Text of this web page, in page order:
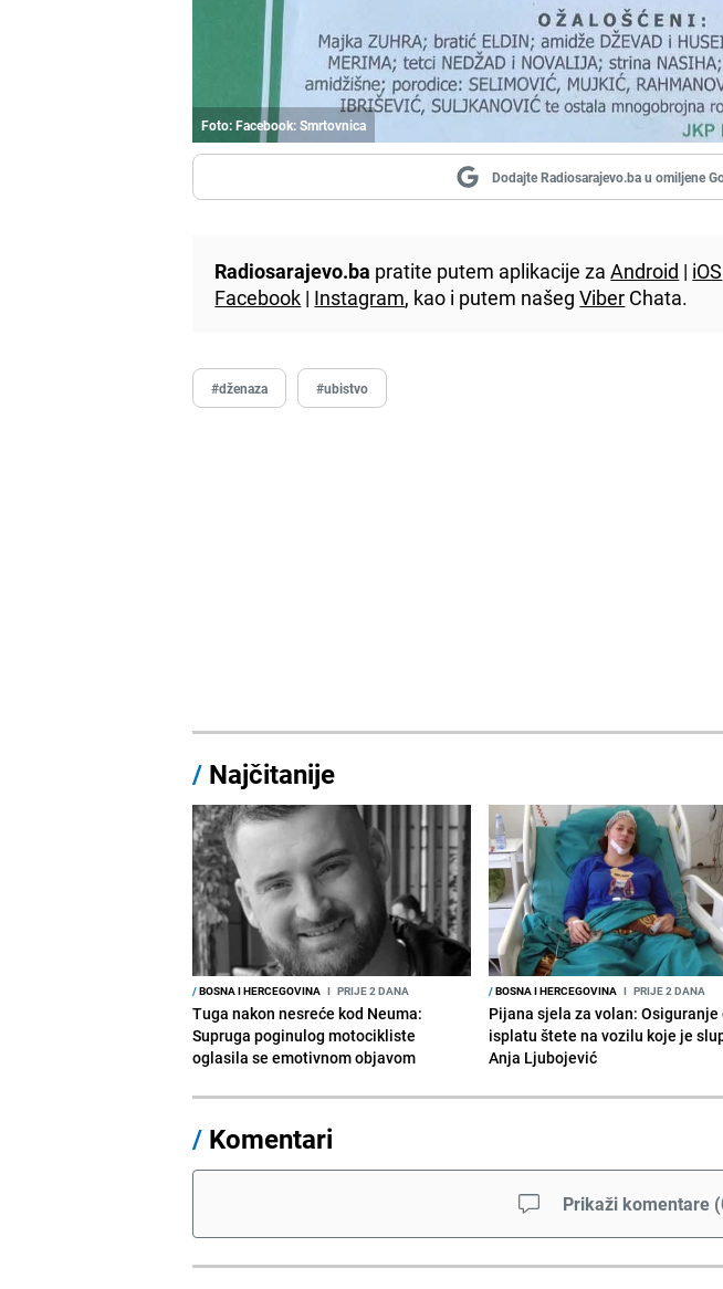
Foto: Facebook: Smrtovnica
Dodajte Radiosarajevo.ba u omiljene
Radiosarajevo.ba pratite putem aplikacije zaAndroid | iOS
Facebook | Instagram, kao i putem našegViber Chata.
#dženaza #ubistvo
/ Najčitanije
/BOSNA I HERCEGOVINA I PRIJE 2 DANA
Tuga nakon nesreće kod Neuma:
Supruga poginulog motocikliste
oglasila se emotivnom objavom
/BOSNA I HERCEGOVINA I PRIJE 2 DANA
Pijana sjela za volan:
isplatu štete na vozilu koje je
Anja Ljubojević
/ Komentari
Prikaži komentare (